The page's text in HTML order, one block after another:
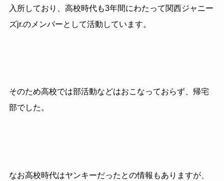
入所しており、高校時代も3年間にわたって関西ジャニー
ズjr.のメンバーとして活動しています。
そのため高校では部活動などはおこなっておらず、帰宅
部でした。
なお高校時代はヤンキーだったとの情報もありますが、